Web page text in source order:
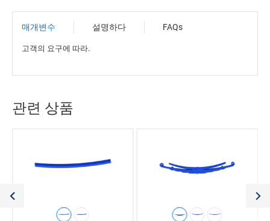
매개변수 설명하다 FAQs
고객의 요구에 따라.
관련 상품